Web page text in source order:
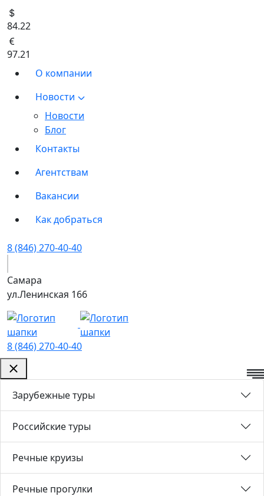
84.22
97.21
О компании
Новости
Новости
Блог
Контакты
Агентствам
Вакансии
Как добраться
8 (846) 270-40-40
Самара
ул.Ленинская 166
8 (846) 270-40-40
Зарубежные туры
Российские туры
Речные круизы
Речные прогулки